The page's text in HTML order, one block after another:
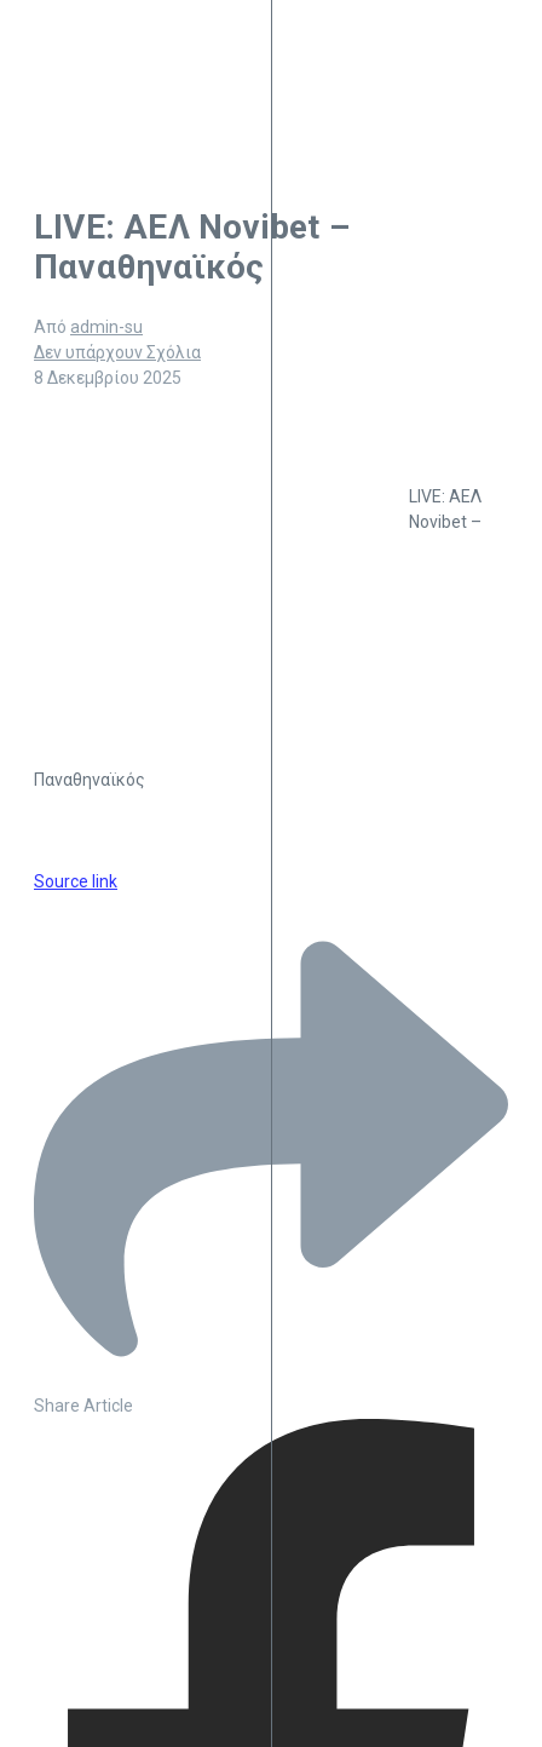
LIVE: ΑΕΛ Novibet –
Παναθηναϊκός
Από admin-su
Δεν υπάρχουν Σχόλια
8 Δεκεμβρίου 2025
LIVE: ΑΕΛ
Novibet –
Παναθηναϊκός
Source link
Share Article